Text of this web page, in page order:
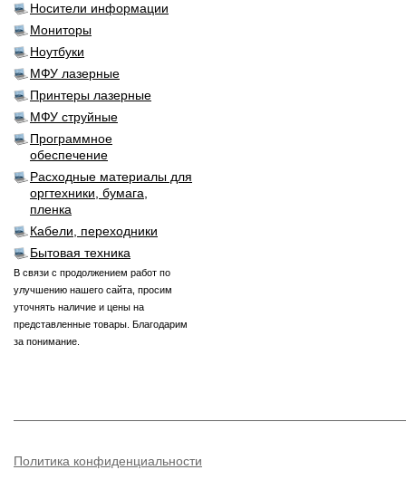
Носители информации
Мониторы
Ноутбуки
МФУ лазерные
Принтеры лазерные
МФУ струйные
Программное
обеспечение
Расходные материалы для
оргтехники, бумага,
пленка
Кабели, переходники
Бытовая техника
В связи с продолжением работ по
улучшению нашего сайта, просим
уточнять наличие и цены на
представленные товары. Благодарим
за понимание.
Политика конфиденциальности